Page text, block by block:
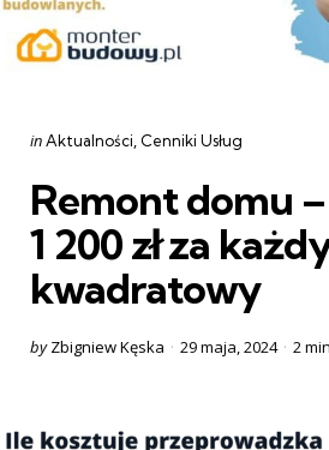
Categories
Posted
inAktualności Cenniki Usług
Remont domu
1 200 zł za
kwadratowy
Posted
by Zbigniew Kęska 29 maja, 2024 2 min